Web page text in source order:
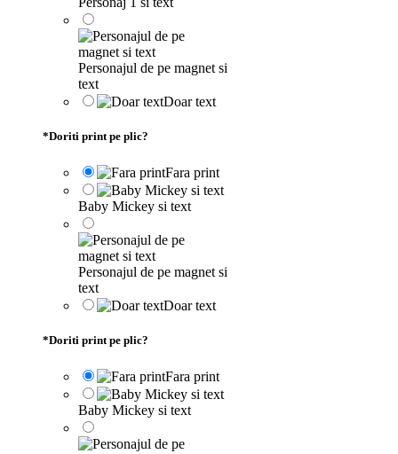
Personajul de pe magnet si
text
Doar text
*Doriti print pe plic?
Fara print
Baby Mickey si text
Personajul de pe magnet si
text
Doar text
*Doriti print pe plic?
Fara print
Baby Mickey si text